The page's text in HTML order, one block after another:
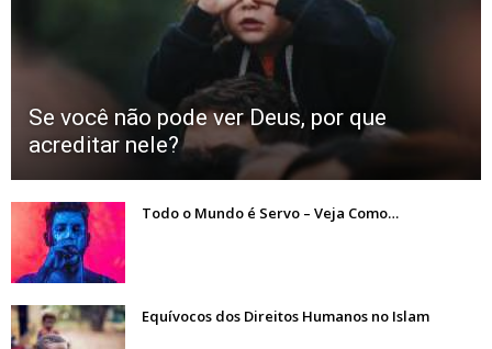
Se você não pode ver Deus, por que
acreditar nele?
Todo o Mundo é Servo – Veja Como…
Equívocos dos Direitos Humanos no Islam